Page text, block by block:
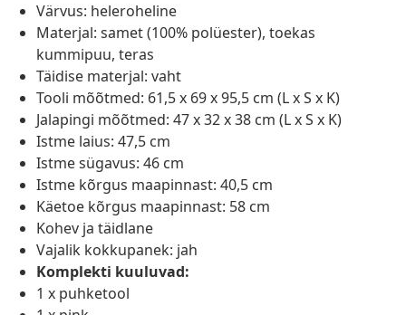
Värvus: heleroheline
Materjal: samet (100% polüester), toekas
kummipuu, teras
Täidise materjal: vaht
Tooli mõõtmed: 61,5 x 69 x 95,5 cm (L x S x K)
Jalapingi mõõtmed: 47 x 32 x 38 cm (L x S x K)
Istme laius: 47,5 cm
Istme sügavus: 46 cm
Istme kõrgus maapinnast: 40,5 cm
Käetoe kõrgus maapinnast: 58 cm
Kohev ja täidlane
Vajalik kokkupanek: jah
Komplekti kuuluvad:
1 x puhketool